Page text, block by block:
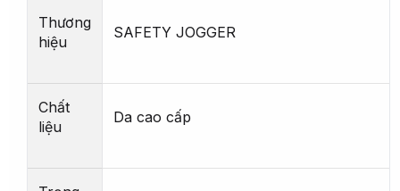
Thương
hiệu
SAFETY JOGGER
Chất
liệu
Da cao cấp